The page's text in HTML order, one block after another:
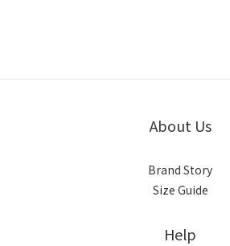
About Us
Brand Story
Size Guide
Help